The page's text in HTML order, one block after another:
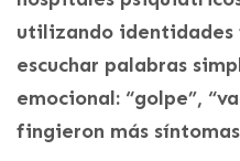
utilizando identidades
escuchar palabras
emocional: “golpe”,
fingieron más